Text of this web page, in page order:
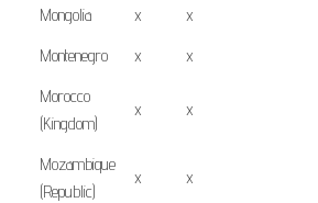
Mongolia x x
Montenegro
x x
Morocco
(Kingdom)
x x
Mozambique
(Republic)
x x